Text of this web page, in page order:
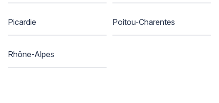
Picardie Poitou-Charentes
Rhône-Alpes